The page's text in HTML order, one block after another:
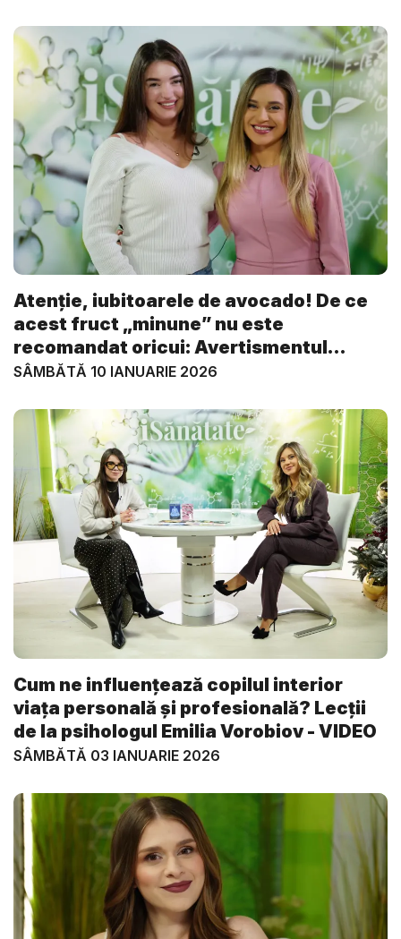
Atenție, iubitoarele de avocado! De ce
acest fruct „minune” nu este
recomandat oricui: Avertismentul
medi...
SÂMBĂTĂ 10 IANUARIE 2026
Cum ne influențează copilul interior
viața personală și profesională? Lecții
de la psihologul Emilia Vorobiov - VIDEO
SÂMBĂTĂ 03 IANUARIE 2026